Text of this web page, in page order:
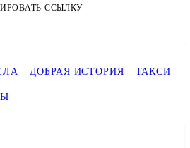
ССЫЛКУ
ДОБРАЯ ИСТОРИЯ ТАКСИ